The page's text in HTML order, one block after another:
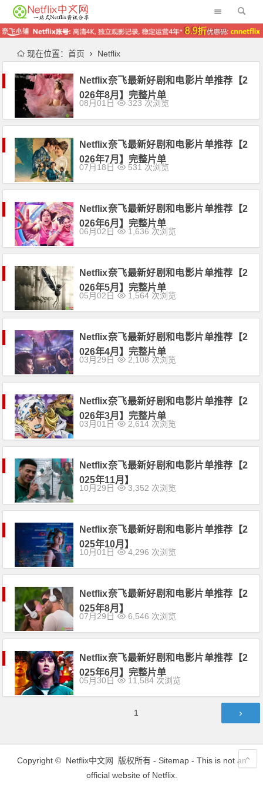
现在位置： 首页 Netflix
Netflix奈飞最新好剧和电影片单推荐【2
026年8月】完整片单
08月01日 323 次浏览
Netflix奈飞最新好剧和电影片单推荐【2
026年7月】完整片单
07月18日 531 次浏览
Netflix奈飞最新好剧和电影片单推荐【2
026年6月】完整片单
06月02日 1,636 次浏览
Netflix奈飞最新好剧和电影片单推荐【2
026年5月】完整片单
05月02日 1,564 次浏览
Netflix奈飞最新好剧和电影片单推荐【2
026年4月】完整片单
03月29日 2,108 次浏览
Netflix奈飞最新好剧和电影片单推荐【2
026年3月】完整片单
03月01日 2,614 次浏览
Netflix奈飞最新好剧和电影片单推荐【2
025年11月】
10月29日 3,352 次浏览
Netflix奈飞最新好剧和电影片单推荐【2
025年10月】
10月01日 4,296 次浏览
Netflix奈飞最新好剧和电影片单推荐【2
025年8月】
07月29日 6,546 次浏览
Netflix奈飞最新好剧和电影片单推荐【2
025年6月】完整片单
05月30日 11,584 次浏览
1
Copyright © Netflix中文网 版权所有 - Sitemap- This is not an
official website of Netflix.